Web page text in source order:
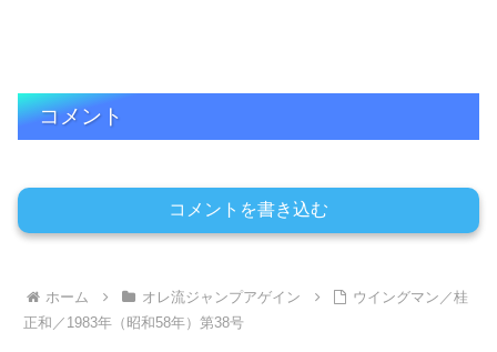
コメント
コメントを書き込む
ホーム オレ流ジャンプアゲイン
ウイングマン／桂
正和／1983年（昭和58年）第38号